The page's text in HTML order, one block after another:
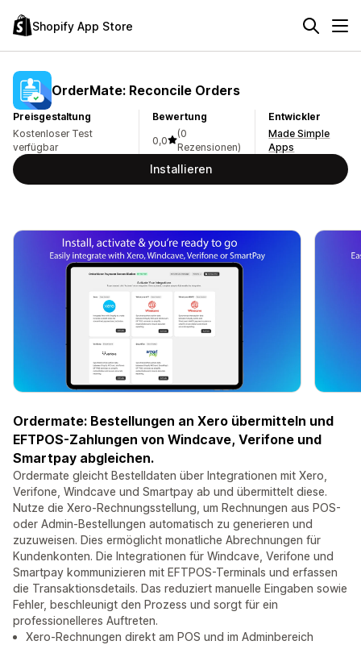
Shopify App Store
OrderMate: Reconcile Orders
Preisgestaltung
Kostenloser Test
verfügbar
Bewertung
0,0
(0
Rezensionen)
Entwickler
Made Simple
Apps
Installieren
Ordermate: Bestellungen an Xero übermitteln und
EFTPOS-Zahlungen von Windcave, Verifone und
Smartpay abgleichen.
Ordermate gleicht Bestelldaten über Integrationen mit Xero,
Verifone, Windcave und Smartpay ab und übermittelt diese.
Nutze die Xero-Rechnungsstellung, um Rechnungen aus POS-
oder Admin-Bestellungen automatisch zu generieren und
zuzuweisen. Dies ermöglicht monatliche Abrechnungen für
Kundenkonten. Die Integrationen für Windcave, Verifone und
Smartpay kommunizieren mit EFTPOS-Terminals und erfassen
die Transaktionsdetails. Das reduziert manuelle Eingaben sowie
Fehler, beschleunigt den Prozess und sorgt für ein
professionelleres Auftreten.
Xero-Rechnungen direkt am POS und im Adminbereich